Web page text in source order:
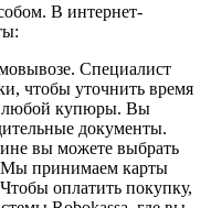
В интернет-
Специалист
чтобы уточнить время
любой купюры. Вы
документы.
вы можете выбрать
Мы принимаем карты
оплатить покупку,